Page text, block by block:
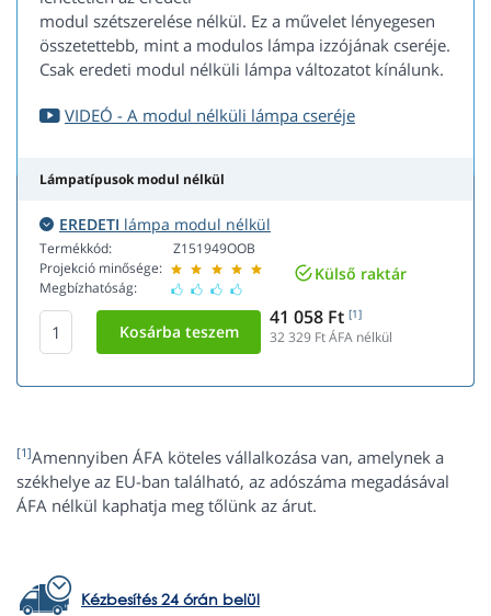
modul szétszerelése nélkül. Ez a művelet lényegesen
összetettebb, mint a modulos lámpa izzójának cseréje.
Csak eredeti modul nélküli lámpa változatot kínálunk.
VIDEÓ - A modul nélküli lámpa cseréje
Lámpatípusok modul nélkül
EREDETI lámpa modul nélkül
Termékkód:
Projekció minősége:
Megbízhatóság:
Z151949OOB
Külső raktár
41 058 Ft [1]
32 329 Ft ÁFA nélkül
[1]Amennyiben ÁFA köteles vállalkozása van, amelynek a
székhelye az EU-ban található, az adószáma megadásával
ÁFA nélkül kaphatja meg tőlünk az árut.
Kézbesítés 24 órán belül